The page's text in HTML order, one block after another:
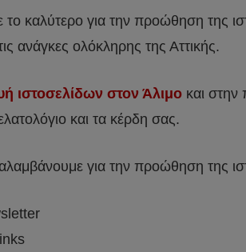
το καλύτερο για την προώθηση της
ανάγκες ολόκληρης της Αττικής.
ιστοσελίδων στον Άλιμο και
και τα κέρδη σας.
για την προώθηση της